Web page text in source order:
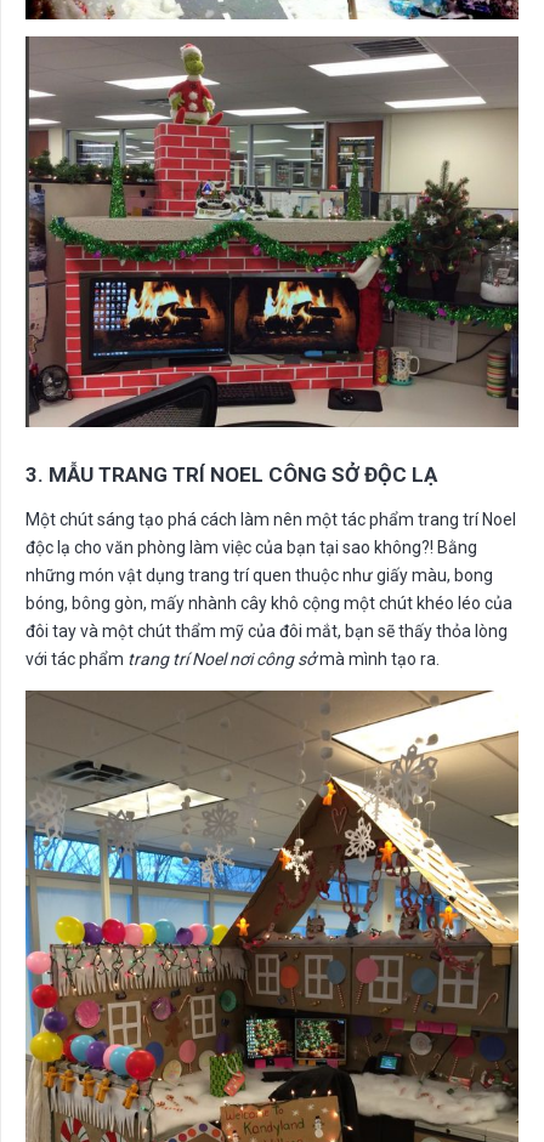
3. MẪU TRANG TRÍ NOEL CÔNG SỞ ĐỘC LẠ
Một chút sáng tạo phá cách làm nên một tác phẩm trang trí Noel
độc lạ cho văn phòng làm việc của bạn tại sao không?! Bằng
những món vật dụng trang trí quen thuộc như giấy màu, bong
bóng, bông gòn, mấy nhành cây khô cộng một chút khéo léo của
đôi tay và một chút thẩm mỹ của đôi mắt, bạn sẽ thấy thỏa lòng
với tác phẩm trang trí Noel nơi công sởmà mình tạo ra.